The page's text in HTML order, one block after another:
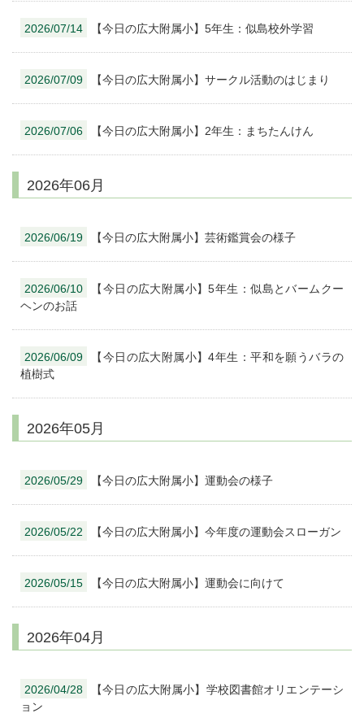
2026/07/14 【今日の広大附属小】5年生：似島校外学習
2026/07/09 【今日の広大附属小】サークル活動のはじまり
2026/07/06 【今日の広大附属小】2年生：まちたんけん
2026年06月
2026/06/19 【今日の広大附属小】芸術鑑賞会の様子
2026/06/10
【今日の広大附属小】5年生：似島とバームクー
ヘンのお話
2026/06/09
【今日の広大附属小】4年生：平和を願うバラの
植樹式
2026年05月
2026/05/29 【今日の広大附属小】運動会の様子
2026/05/22 【今日の広大附属小】今年度の運動会スローガン
2026/05/15 【今日の広大附属小】運動会に向けて
2026年04月
2026/04/28
【今日の広大附属小】学校図書館オリエンテーシ
ョン